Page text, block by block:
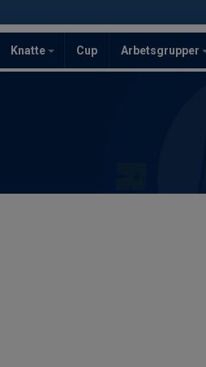
Knatte Cup Arbetsgrupper